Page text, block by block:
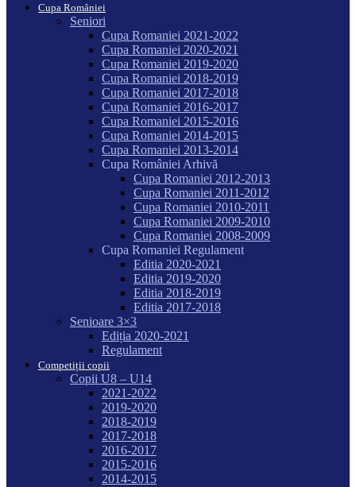
Cupa României
Seniori
Cupa Romaniei 2021-2022
Cupa Romaniei 2020-2021
Cupa Romaniei 2019-2020
Cupa Romaniei 2018-2019
Cupa Romaniei 2017-2018
Cupa Romaniei 2016-2017
Cupa Romaniei 2015-2016
Cupa Romaniei 2014-2015
Cupa Romaniei 2013-2014
Cupa României Arhivă
Cupa Romaniei 2012-2013
Cupa Romaniei 2011-2012
Cupa Romaniei 2010-2011
Cupa Romaniei 2009-2010
Cupa Romaniei 2008-2009
Cupa Romaniei Regulament
Editia 2020-2021
Editia 2019-2020
Editia 2018-2019
Editia 2017-2018
Senioare 3×3
Ediția 2020-2021
Regulament
Competiții copii
Copii U8 – U14
2021-2022
2019-2020
2018-2019
2017-2018
2016-2017
2015-2016
2014-2015